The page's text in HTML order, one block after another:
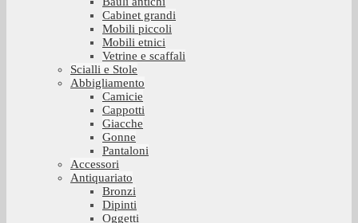
Cabinet grandi
Mobili piccoli
Mobili etnici
Vetrine e scaffali
Scialli e Stole
Abbigliamento
Camicie
Cappotti
Giacche
Gonne
Pantaloni
Accessori
Antiquariato
Bronzi
Dipinti
Oggetti